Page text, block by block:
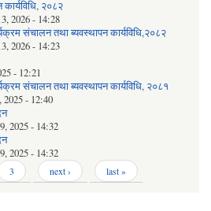
२०८२
2026 - 14:28
संचालन तथा ब्यवस्थापन कार्यविधि,२०८२
2026 - 14:23
- 12:21
संचालन तथा ब्यवस्थापन कार्यविधि, २०८१
- 12:40
2025 - 14:32
2025 - 14:32
3 next › last »